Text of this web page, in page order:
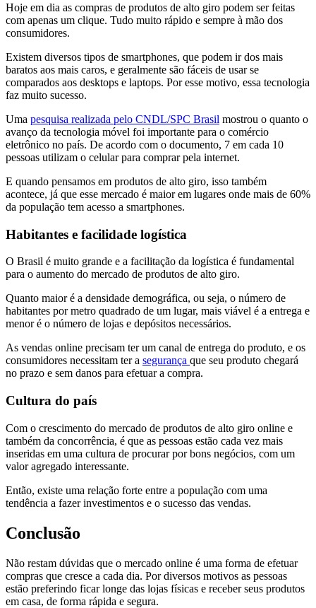
Hoje em dia as compras de produtos de alto giro podem ser feitas
com apenas um clique. Tudo muito rápido e sempre à mão dos
consumidores.
Existem diversos tipos de smartphones, que podem ir dos mais
baratos aos mais caros, e geralmente são fáceis de usar se
comparados aos desktops e laptops. Por esse motivo, essa tecnologia
faz muito sucesso.
Uma pesquisa realizada pelo CNDL/SPC Brasil mostrou o quanto o
avanço da tecnologia móvel foi importante para o comércio
eletrônico no país. De acordo com o documento, 7 em cada 10
pessoas utilizam o celular para comprar pela internet.
E quando pensamos em produtos de alto giro, isso também
acontece, já que esse mercado é maior em lugares onde mais de 60%
da população tem acesso a smartphones.
Habitantes e facilidade logística
O Brasil é muito grande e a facilitação da logística é fundamental
para o aumento do mercado de produtos de alto giro.
Quanto maior é a densidade demográfica, ou seja, o número de
habitantes por metro quadrado de um lugar, mais viável é a entrega e
menor é o número de lojas e depósitos necessários.
As vendas online precisam ter um canal de entrega do produto, e os
consumidores necessitam ter a segurança que seu produto chegará
no prazo e sem danos para efetuar a compra.
Cultura do país
Com o crescimento do mercado de produtos de alto giro online e
também da concorrência, é que as pessoas estão cada vez mais
inseridas em uma cultura de procurar por bons negócios, com um
valor agregado interessante.
Então, existe uma relação forte entre a população com uma
tendência a fazer investimentos e o sucesso das vendas.
Conclusão
Não restam dúvidas que o mercado online é uma forma de efetuar
compras que cresce a cada dia. Por diversos motivos as pessoas
estão preferindo ficar longe das lojas físicas e receber seus produtos
em casa, de forma rápida e segura.